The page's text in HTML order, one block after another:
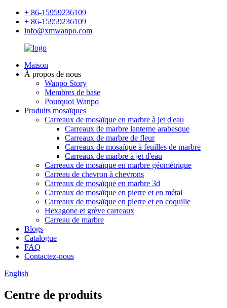
+ 86-15959236109
+ 86-15959236109
info@xmwanpo.com
Maison
À propos de nous
Wanpo Story
Membres de base
Pourquoi Wanpo
Produits mosaïques
Carreaux de mosaïque en marbre à jet d'eau
Carreaux de marbre lanterne arabesque
Carreaux de marbre de fleur
Carreaux de mosaïque à feuilles de marbre
Carreaux de marbre à jet d'eau
Carreaux de mosaïque en marbre géométrique
Carreau de chevron à chevrons
Carreaux de mosaïque en marbre 3d
Carreaux de mosaïque en pierre et en métal
Carreaux de mosaïque en pierre et en coquille
Hexagone et grève carreaux
Carreau de marbre
Blogs
Catalogue
FAQ
Contactez-nous
English
Centre de produits